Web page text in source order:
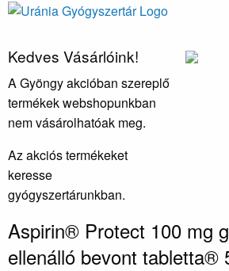
Kedves Vásárlóink!
A Gyöngy akcióban szereplő
termékek webshopunkban
nem vásárolhatóak meg.
Az akciós termékeket
keresse
gyógyszertárunkban.
Aspirin® Protect 100 mg
ellenálló bevont tabletta®